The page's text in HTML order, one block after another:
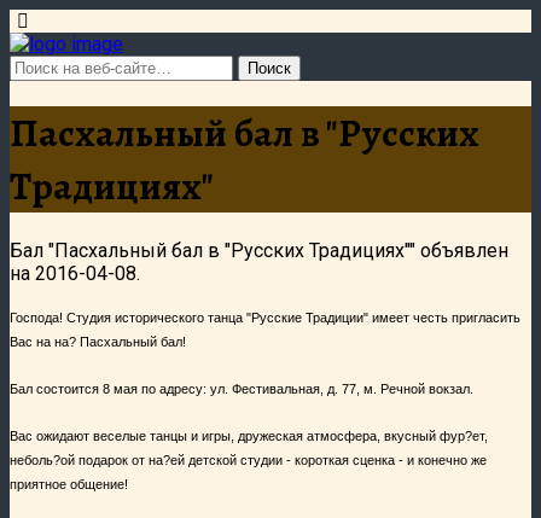
Пасхальный бал в "Русских
Традициях"
Бал "Пасхальный бал в "Русских Традициях"" объявлен
на 2016-04-08.
Господа! Студия исторического танца "Русские Традиции" имеет честь пригласить
Вас на на? Пасхальный бал!
Бал состоится 8 мая по адресу: ул. Фестивальная, д. 77, м. Речной вокзал.
Вас ожидают веселые танцы и игры, дружеская атмосфера, вкусный фур?ет,
неболь?ой подарок от на?ей детской студии - короткая сценка - и конечно же
приятное общение!